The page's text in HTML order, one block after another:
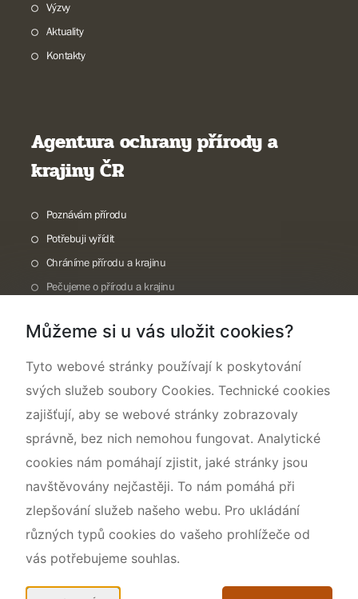
Výzvy
Aktuality
Kontakty
Agentura ochrany přírody a
krajiny ČR
Poznávám přírodu
Potřebuji vyřídit
Chráníme přírodu a krajinu
Pečujeme o přírodu a krajinu
O nás
Můžeme si u vás uložit cookies?
Tyto webové stránky používají k poskytování
svých služeb soubory Cookies. Technické cookies
zajišťují, aby se webové stránky zobrazovaly
správně, bez nich nemohou fungovat. Analytické
cookies nám pomáhají zjistit, jaké stránky jsou
navštěvovány nejčastěji. To nám pomáhá při
zlepšování služeb našeho webu. Pro ukládání
různých typů cookies do vašeho prohlížeče od
vás potřebujeme souhlas.